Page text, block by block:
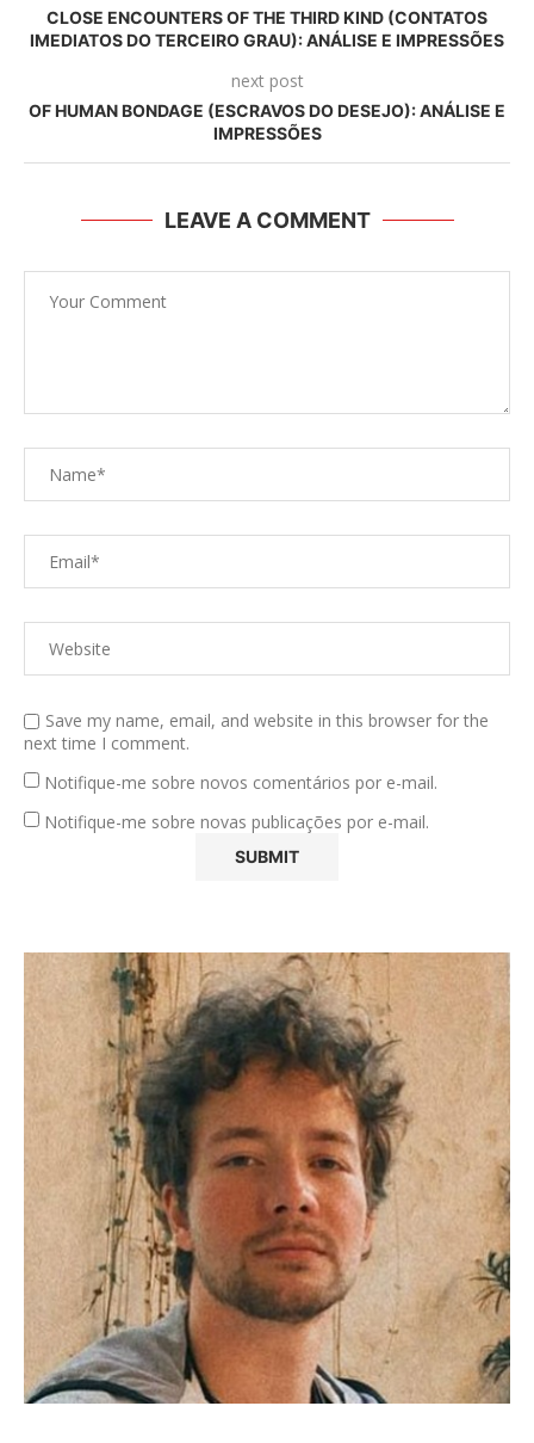
CLOSE ENCOUNTERS OF THE THIRD KIND (CONTATOS
IMEDIATOS DO TERCEIRO GRAU): ANÁLISE E IMPRESSÕES
next post
OF HUMAN BONDAGE (ESCRAVOS DO DESEJO): ANÁLISE E
IMPRESSÕES
LEAVE A COMMENT
Save my name, email, and website in this browser for the
next time I comment.
Notifique-me sobre novos comentários por e-mail.
Notifique-me sobre novas publicações por e-mail.